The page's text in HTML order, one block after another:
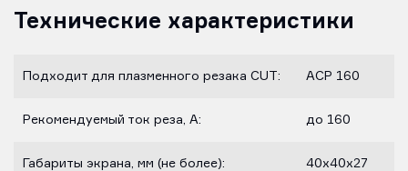
Технические характеристики
Подходит для плазменного резака CUT: ACP 160
Рекомендуемый ток реза, А: до 160
Габариты экрана, мм (не более): 40х40х27